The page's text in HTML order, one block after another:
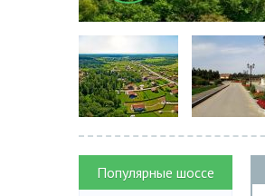
Популярные шоссе